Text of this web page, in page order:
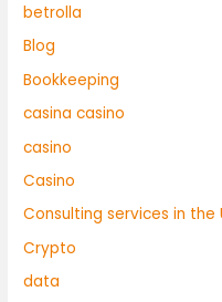
betrolla
Blog
Bookkeeping
casina casino
casino
Casino
Consulting services in the
Crypto
data